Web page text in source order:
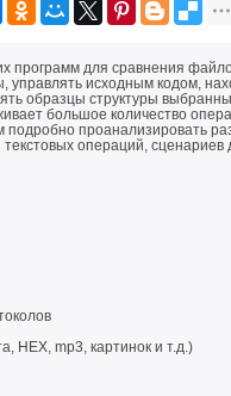
программ для сравнения
управлять исходным кодом,
образцы структуры
большое количество
проанализировать
операций, сценариев
HEX, mp3, картинок и т.д.)